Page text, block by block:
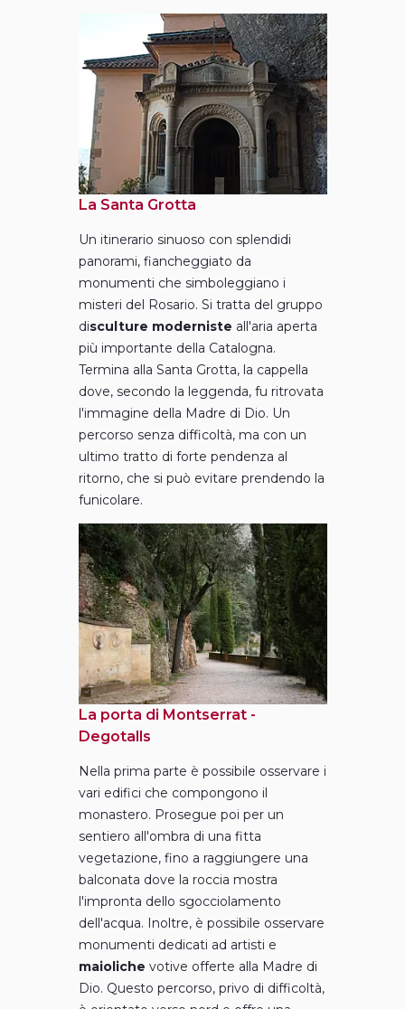
La Santa Grotta
Un itinerario sinuoso con splendidi
panorami, fiancheggiato da
monumenti che simboleggiano i
misteri del Rosario. Si tratta del gruppo
disculture moderniste all'aria aperta
più importante della Catalogna.
Termina alla Santa Grotta, la cappella
dove, secondo la leggenda, fu ritrovata
l'immagine della Madre di Dio. Un
percorso senza difficoltà, ma con un
ultimo tratto di forte pendenza al
ritorno, che si può evitare prendendo la
funicolare.
La porta di Montserrat -
Degotalls
Nella prima parte è possibile osservare i
vari edifici che compongono il
monastero. Prosegue poi per un
sentiero all'ombra di una fitta
vegetazione, fino a raggiungere una
balconata dove la roccia mostra
l'impronta dello sgocciolamento
dell'acqua. Inoltre, è possibile osservare
monumenti dedicati ad artisti e
maioliche votive offerte alla Madre di
Dio. Questo percorso, privo di difficoltà,